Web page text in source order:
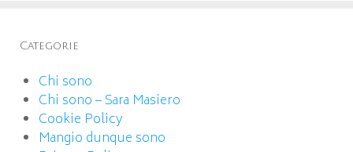
Categorie
Chi sono
Chi sono – Sara Masiero
Cookie Policy
Mangio dunque sono